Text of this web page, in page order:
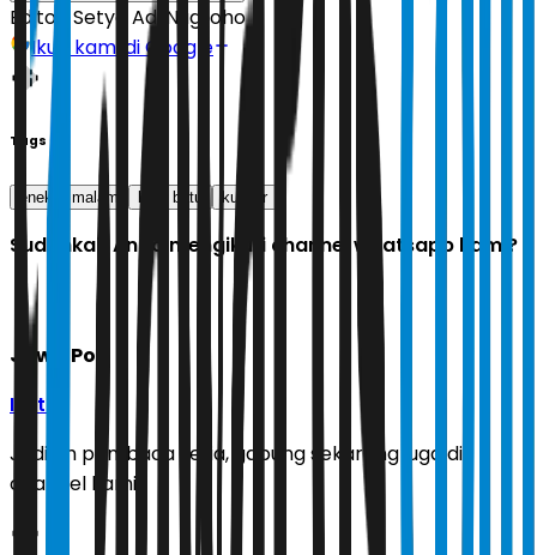
Editor: Setyo Adi Nugroho
Ikuti kami di Google
Tags
enek malam kota batu kuliner
Sudahkah Anda mengikuti channel whatsapp kami?
Jawa Pos
Ikuti
Jadilah pembaca setia, gabung sekarang juga di
channel kami!